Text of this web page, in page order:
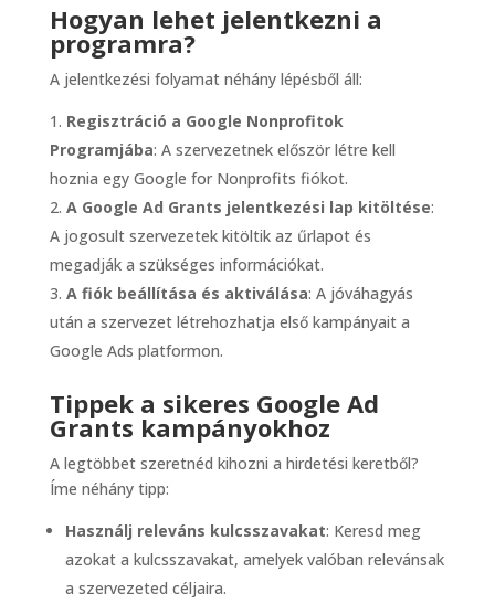
Hogyan lehet jelentkezni a
programra?
A jelentkezési folyamat néhány lépésből áll:
Regisztráció a Google Nonprofitok
Programjába: A szervezetnek először létre kell
hoznia egy Google for Nonprofits fiókot.
A Google Ad Grants jelentkezési lap kitöltése:
A jogosult szervezetek kitöltik az űrlapot és
megadják a szükséges információkat.
A fiók beállítása és aktiválása: A jóváhagyás
után a szervezet létrehozhatja első kampányait a
Google Ads platformon.
Tippek a sikeres Google Ad
Grants kampányokhoz
A legtöbbet szeretnéd kihozni a hirdetési keretből?
Íme néhány tipp:
Használj releváns kulcsszavakat: Keresd meg
azokat a kulcsszavakat, amelyek valóban relevánsak
a szervezeted céljaira.